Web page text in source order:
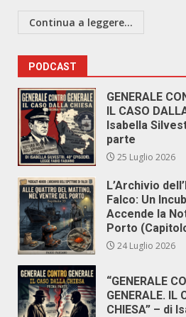
Continua a leggere...
PODCAST
GENERALE
IL CASO
Isabella
parte
25 Luglio 2026
L’Archivio
Falco: Un
Accende la
Porto
24 Luglio 2026
“GENERALE
GENERALE. IL
CHIESA” – di